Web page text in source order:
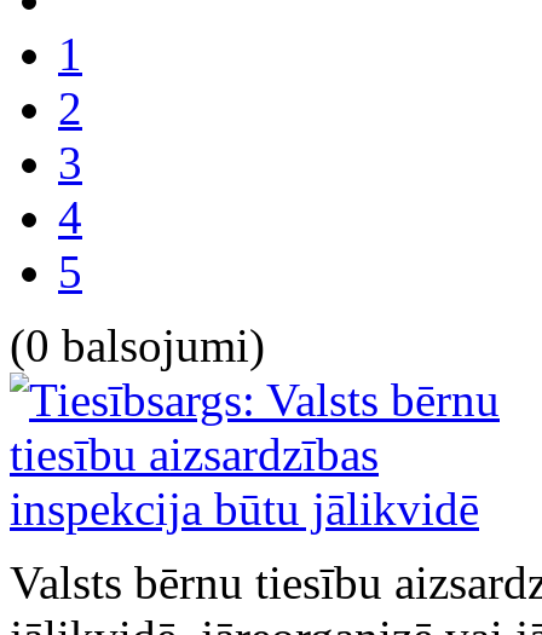
1
2
3
4
5
(0 balsojumi)
Valsts bērnu tiesību